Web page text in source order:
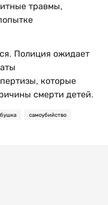
травмы,
Полиция ожидает
которые
смерти детей.
самоубийство